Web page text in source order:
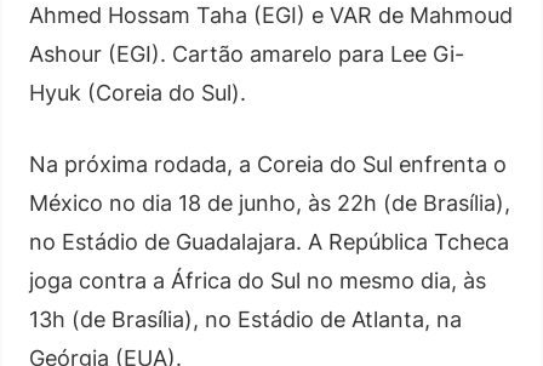
Ahmed Hossam Taha (EGI) e VAR de Mahmoud
Ashour (EGI). Cartão amarelo para Lee Gi-
Hyuk (Coreia do Sul).
Na próxima rodada, a Coreia do Sul enfrenta o
México no dia 18 de junho, às 22h (de Brasília),
no Estádio de Guadalajara. A República Tcheca
joga contra a África do Sul no mesmo dia, às
13h (de Brasília), no Estádio de Atlanta, na
Geórgia (EUA).